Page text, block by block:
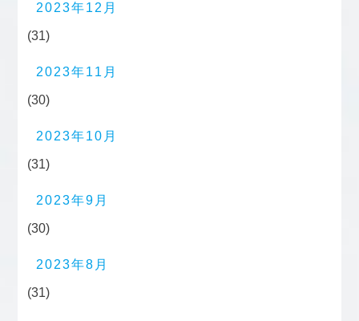
2023年12月
(31)
2023年11月
(30)
2023年10月
(31)
2023年9月
(30)
2023年8月
(31)